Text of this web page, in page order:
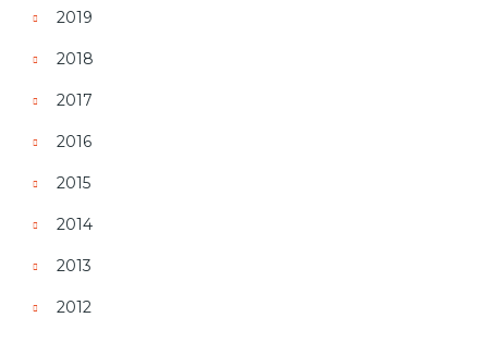
2019
2018
2017
2016
2015
2014
2013
2012